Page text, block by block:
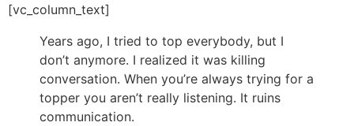
[vc_column_text]
Years ago, I tried to top everybody, but I
don’t anymore. I realized it was killing
conversation. When you’re always trying for a
topper you aren’t really listening. It ruins
communication.